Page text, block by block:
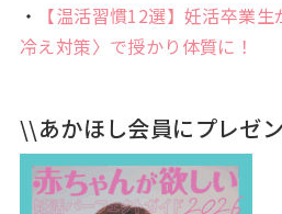
・
【温活習慣12選】妊活卒業
冷え対策〉で授かり体質に！
\\あかほし会員にプレゼ